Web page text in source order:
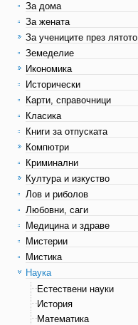
За дома
За жената
За учениците през лятото
Земеделие
Икономика
Исторически
Карти, справочници
Класика
Книги за отпуската
Компютри
Криминални
Култура и изкуство
Лов и риболов
Любовни, саги
Медицина и здраве
Мистерии
Мистика
Наука
Естествени науки
История
Математика